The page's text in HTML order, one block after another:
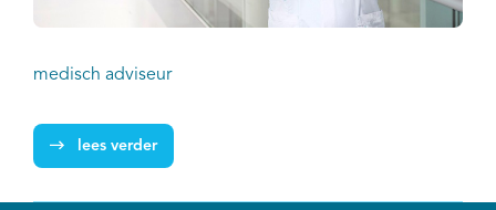
medisch adviseur
lees verder